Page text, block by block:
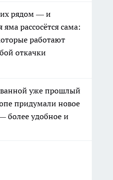
рядом — и
яма рассосётся сама:
работают
откачки
уже прошлый
придумали новое
более удобное и